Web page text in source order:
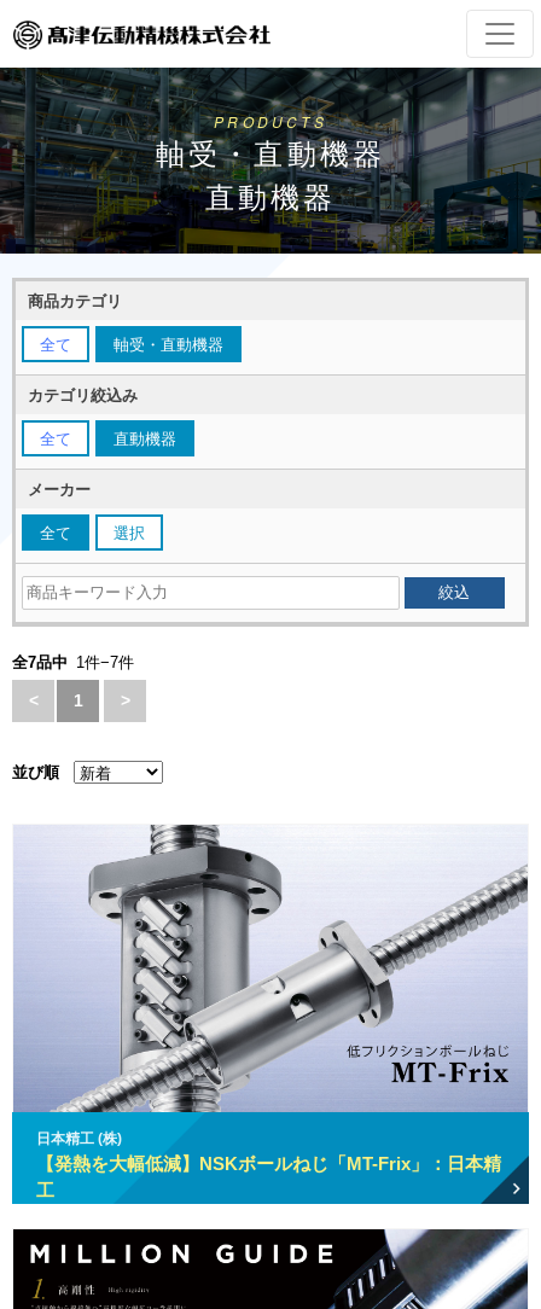
PRODUCTS
軸受・直動機器
直動機器
商品カテゴリ
全て 軸受・直動機器
カテゴリ絞込み
全て 直動機器
メーカー
全て 選択
全7品中 1件−7件
< 1 >
並び順
日本精工 (株)
【発熱を大幅低減】NSKボールねじ「MT-Frix」：日本精
工